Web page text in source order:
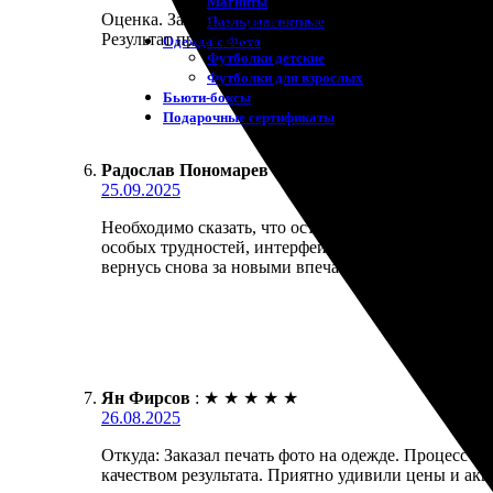
Пазлы магнитные
Одежда с Фото
Футболки детские
Футболки для взрослых
Бьюти-боксы
Подарочные сертификаты
Оценка. Заказал персонализированную печать.
Результат превзошёл ожидания. Определённо
Радослав Пономарев :
25.09.2025
Необходимо сказать, что остался очень доволен
особых трудностей, интерфейс удобный и
вернусь снова за новыми впечатлениями!
Ян Фирсов : ★ ★ ★ ★ ★
26.08.2025
Откуда: Заказал печать фото на одежде. Процесс
качеством результата. Приятно удивили цены и